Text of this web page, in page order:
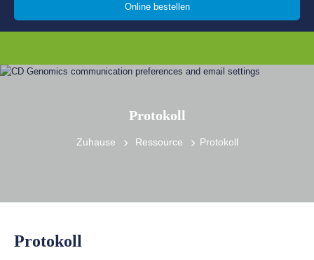
Online bestellen
Protokoll
Zuhause Ressource Protokoll
Protokoll